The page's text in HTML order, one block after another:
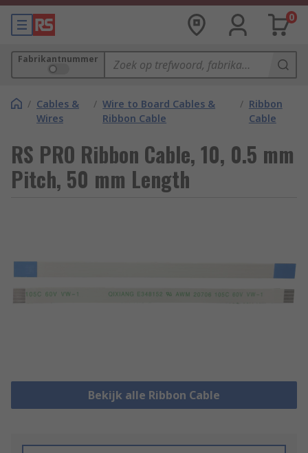
0
Fabrikantnummer
/ Cables &
Wires
/ Wire to Board Cables &
Ribbon Cable
/ Ribbon
Cable
RS PRO Ribbon Cable, 10, 0.5 mm
Pitch, 50 mm Length
Bekijk alle Ribbon Cable